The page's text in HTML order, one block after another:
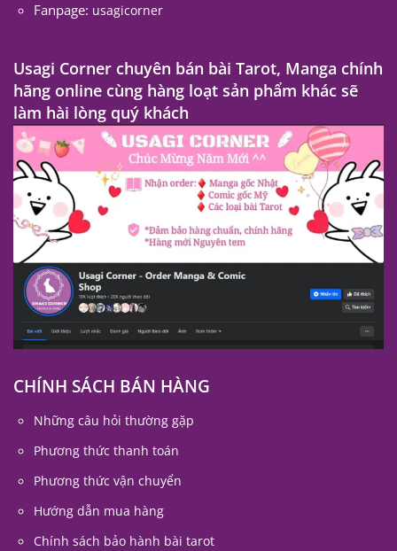
Fanpage: usagicorner
Usagi Corner chuyên bán bài Tarot, Manga chính
hãng online cùng hàng loạt sản phẩm khác sẽ
làm hài lòng quý khách
CHÍNH SÁCH BÁN HÀNG
Những câu hỏi thường gặp
Phương thức thanh toán
Phương thức vận chuyển
Hướng dẫn mua hàng
Chính sách bảo hành bài tarot